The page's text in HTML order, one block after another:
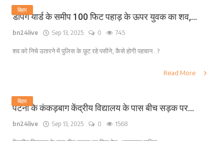
बिहार
डंपिंग यार्ड के समीप 100 फिट पहाड़ के ऊपर युवक का शव,...
bn24live Sep 13, 2025 0 745
शव को निचे उतारने में पुलिस के छूट रहे पसीने, कैसे होगी पहचान...?
Read More
बिहार
पटना के कंकड़बाग केंद्रीय विद्यालय के पास बीच सड़क पर...
bn24live Sep 13, 2025 0 1568